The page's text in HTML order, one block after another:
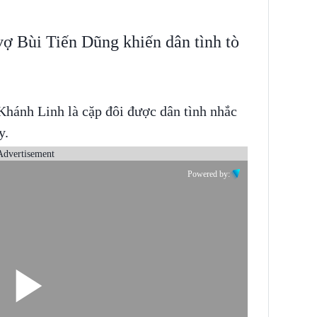
Bùi Tiến Dũng khiến dân tình tò
Linh là cặp đôi được dân tình nhắc
Powered by: